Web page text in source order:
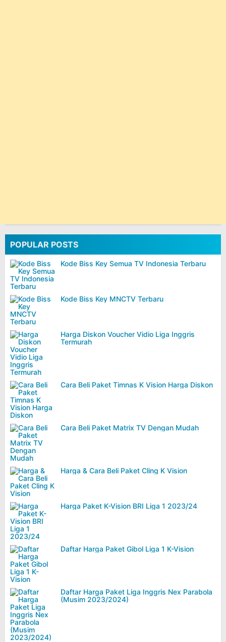
POPULAR POSTS
Kode Biss Key Semua TV Indonesia Terbaru
Kode Biss Key MNCTV Terbaru
Harga Diskon Voucher Vidio Liga Inggris
Termurah
Cara Beli Paket Timnas K Vision Harga Diskon
Cara Beli Paket Matrix TV Dengan Mudah
Harga & Cara Beli Paket Cling K Vision
Harga Paket K-Vision BRI Liga 1 2023/24
Daftar Harga Paket Gibol Liga 1 K-Vision
Daftar Harga Paket Liga Inggris Nex Parabola
(Musim 2023/2024)